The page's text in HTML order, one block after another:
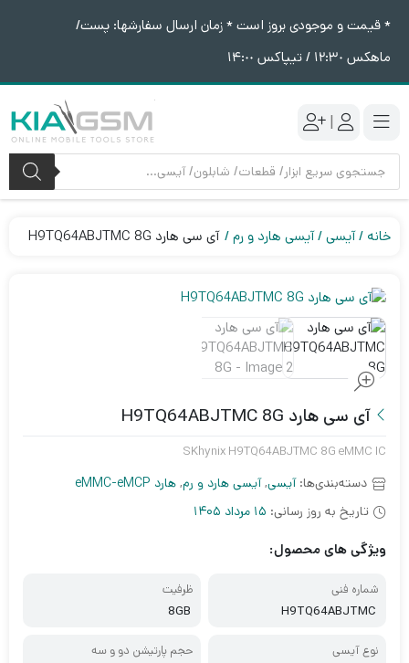
* قیمت و موجودی بروز است * زمان ارسال سفارشها: پست/
ماهکس ١٢:٣٠ / تیپاکس ١۴:٠٠
|
جستجوی
محصولات
خانه آیسی آیسی هارد و رم آی سی هارد H9TQ64ABJTMC 8G
آی سی هارد H9TQ64ABJTMC 8G
SKhynix H9TQ64ABJTMC 8G eMMC IC
دسته‌بندی‌ها:آیسی,آیسی هارد و رم, هارد eMMC-eMCP
تاریخ به روز رسانی: 15 مرداد 1405
ویژگی های محصول:
شماره فنی
H9TQ64ABJTMC
ظرفیت
8GB
نوع آیسی
حجم پارتیشن دو و سه